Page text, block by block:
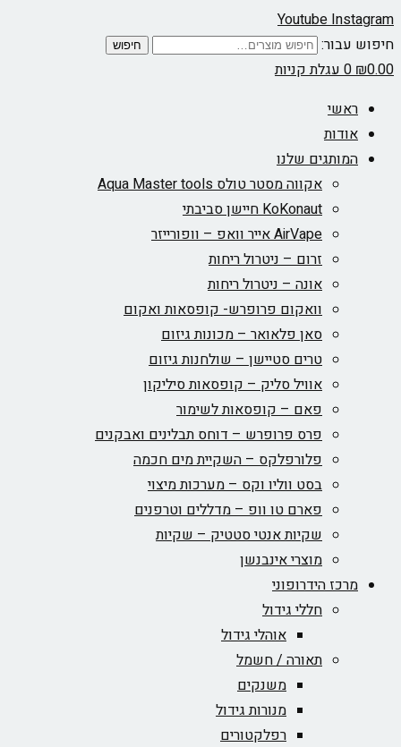
YoutubeInstagram
חיפוש עבור:
חיפוש
₪0.00
0עגלת קניות
ראשי
אודות
המותגים שלנו
אקווה מסטר טולס Aqua Master tools
KoKonaut חיישן סביבתי
AirVape אייר וואפ – וופורייזר
זרום – ניטרול ריחות
אונה – ניטרול ריחות
וואקום פרופרש- קופסאות ואקום
סאן פלאואר – מכונות גיזום
טרים סטיישן – שולחנות גיזום
אוויל סליק – קופסאות סיליקון
פאם – קופסאות לשימור
פרס פרופרש – דוחס תבלינים ואבקנים
פלורפלקס – השקיית מים חכמה
בסט ווליו וקס – מערכות מיצוי
פארם טו וופ – מדללים וטרפנים
שקיות אנטי סטטיק – שקיות
מוצרי אינבנשן
מרכז הידרופוני
חללי גידול
אוהלי גידול
תאורה / חשמל
משנקים
מנורות גידול
רפלקטורים